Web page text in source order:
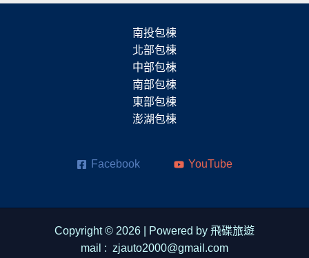
南投包棟
北部包棟
中部包棟
南部包棟
東部包棟
澎湖包棟
Facebook YouTube
Copyright © 2026 | Powered by 飛碟旅遊
mail : zjauto2000@gmail.com